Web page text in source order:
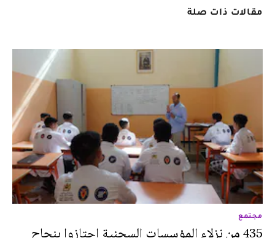
مقالات ذات صلة
مجتمع
435 من نزلاء المؤسسات السجنية اجتازوا بنجاح